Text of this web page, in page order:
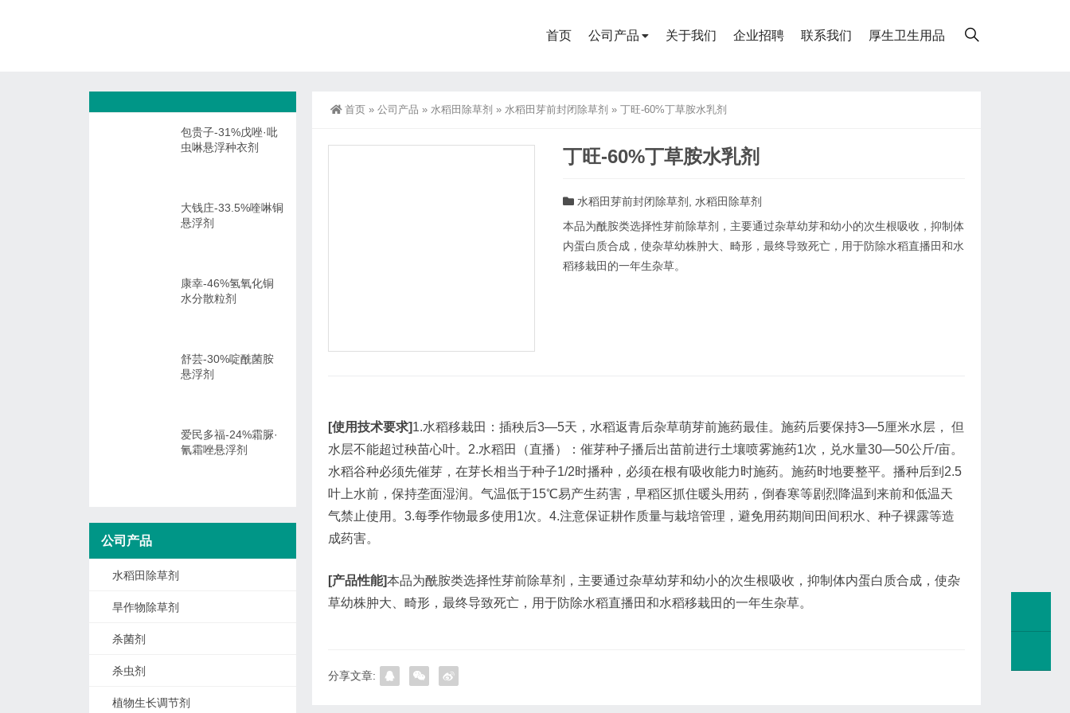
首页 公司产品 关于我们 企业招聘 联系我们 厚生卫生用品
首页 » 公司产品 » 水稻田除草剂 » 水稻田芽前封闭除草剂 » 丁旺-60%丁草胺水乳剂
丁旺-60%丁草胺水乳剂
水稻田芽前封闭除草剂
水稻田除草剂
本品为酰胺类选择性芽前除草剂，主要通过杂草幼芽和幼小的次生根吸收，抑制体
内蛋白质合成，使杂草幼株肿大、畸形，最终导致死亡，用于防除水稻直播田和水
稻移栽田的一年生杂草。
[使用技术要求]1.水稻移栽田：插秧后3—5天，水稻返青后杂草萌芽前施药最佳。施药后要保持3—5厘米水层， 但
水层不能超过秧苗心叶。2.水稻田（直播）：催芽种子播后出苗前进行土壤喷雾施药1次，兑水量30—50公斤/亩。
水稻谷种必须先催芽，在芽长相当于种子1/2时播种，必须在根有吸收能力时施药。施药时地要整平。播种后到2.5
叶上水前，保持垄面湿润。气温低于15℃易产生药害，早稻区抓住暖头用药，倒春寒等剧烈降温到来前和低温天
气禁止使用。3.每季作物最多使用1次。4.注意保证耕作质量与栽培管理，避免用药期间田间积水、种子裸露等造
成药害。
[产品性能]本品为酰胺类选择性芽前除草剂，主要通过杂草幼芽和幼小的次生根吸收，抑制体内蛋白质合成，使杂
草幼株肿大、畸形，最终导致死亡，用于防除水稻直播田和水稻移栽田的一年生杂草。
分享文章:
包贵子-31%戊唑·吡
虫啉悬浮种衣剂
大钱庄-33.5%喹啉铜
悬浮剂
康幸-46%氢氧化铜
水分散粒剂
舒芸-30%啶酰菌胺
悬浮剂
爱民多福-24%霜脲·
氰霜唑悬浮剂
公司产品
水稻田除草剂
旱作物除草剂
杀菌剂
杀虫剂
植物生长调节剂